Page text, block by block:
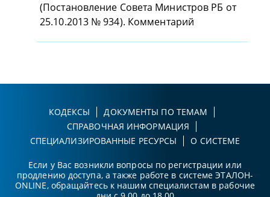
(Постановление Совета Министров РБ от
25.10.2013 № 934). Комментарий
КОДЕКСЫ
ДОКУМЕНТЫ ПО ТЕМАМ
СПРАВОЧНАЯ ИНФОРМАЦИЯ
СПЕЦИАЛИЗИРОВАННЫЕ РЕСУРСЫ
О СИСТЕМЕ
Если у Вас возникли вопросы по регистрации или
продлению доступа, а также работе в системе ЭТАЛОН-
ONLINE, обращайтесь к нашим специалистам в рабочие